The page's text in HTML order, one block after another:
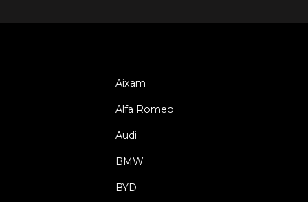
Aixam
Alfa Romeo
Audi
BMW
BYD